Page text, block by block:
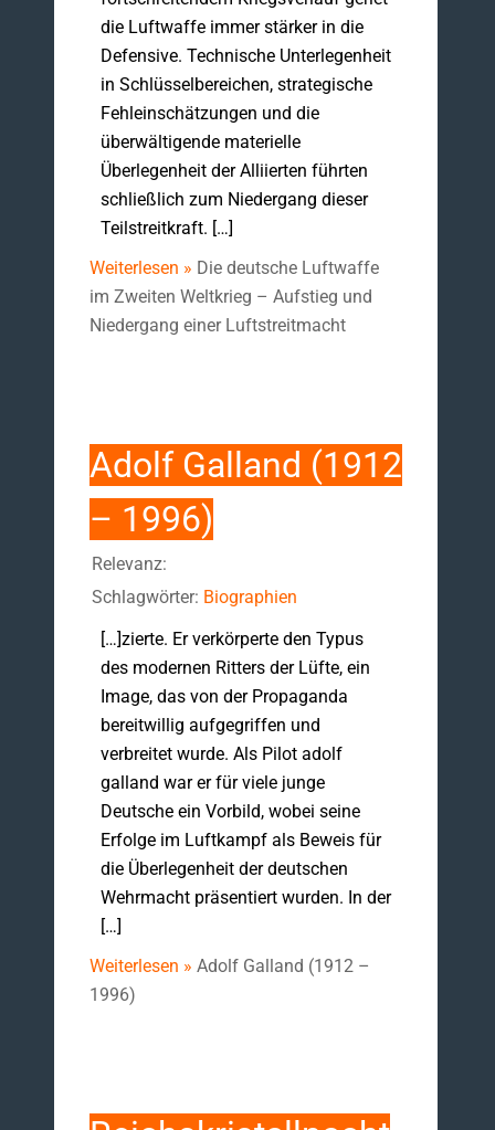
die Luftwaffe immer stärker in die
Defensive. Technische Unterlegenheit
in Schlüsselbereichen, strategische
Fehleinschätzungen und die
überwältigende materielle
Überlegenheit der Alliierten führten
schließlich zum Niedergang dieser
Teilstreitkraft. […]
Weiterlesen » Die deutsche Luftwaffe
im Zweiten Weltkrieg – Aufstieg und
Niedergang einer Luftstreitmacht
Adolf Galland (1912
– 1996)
Relevanz:
Schlagwörter: Biographien
[…]zierte. Er verkörperte den Typus
des modernen Ritters der Lüfte, ein
Image, das von der Propaganda
bereitwillig aufgegriffen und
verbreitet wurde. Als Pilot adolf
galland war er für viele junge
Deutsche ein Vorbild, wobei seine
Erfolge im Luftkampf als Beweis für
die Überlegenheit der deutschen
Wehrmacht präsentiert wurden. In der
[…]
Weiterlesen » Adolf Galland (1912 –
1996)